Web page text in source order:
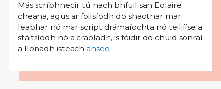
Más scríbhneoir tú nach bhfuil san Eolaire
cheana, agus ar foilsíodh do shaothar mar
leabhar nó mar script drámaíochta nó teilifíse a
stáitsíodh nó a craoladh, is féidir do chuid sonraí
a líonadh isteach anseo.